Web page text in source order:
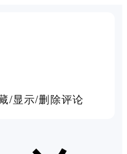
/显示/删除评论